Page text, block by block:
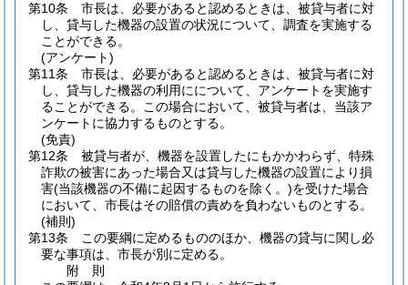
第10条
市長は、必要があると認めるときは、被貸与者に対
し、貸与した機器の設置の状況について、調査を実施する
ことができる。
(アンケート)
第11条
市長は、必要があると認めるときは、被貸与者に対
し、貸与した機器の利用にについて、アンケートを実施す
ることができる。
この場合において、被貸与者は、当該ア
ンケートに協力するものとする。
(免責)
第12条
被貸与者が、機器を設置したにもかかわらず、特殊
詐欺の被害にあった場合又は貸与した機器の設置により損
害(当該機器の不備に起因するものを除く。)を受けた場合
において、市長はその賠償の責めを負わないものとする。
(補則)
第13条
この要綱に定めるもののほか、機器の貸与に関し必
要な事項は、市長が別に定める。
附 則